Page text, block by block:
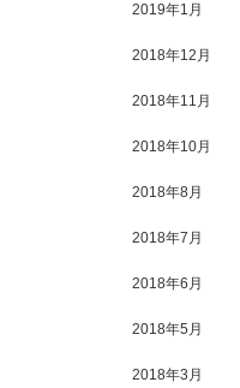
2019年1月
2018年12月
2018年11月
2018年10月
2018年8月
2018年7月
2018年6月
2018年5月
2018年3月